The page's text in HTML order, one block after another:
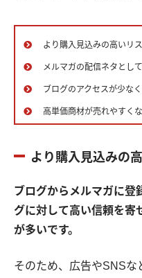
より購入見込みの高いリ
メルマガの配信ネタとし
ブログのアクセスが少な
高単価商材が売れやすく
より購入見込みの
ブログからメルマガに登
グに対して高い信頼を寄
が多いです。
そのため、広告やSNSな